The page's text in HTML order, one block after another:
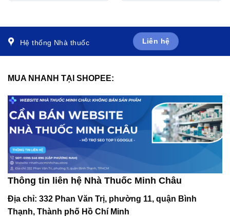
Hệ thống Nhà thuốc Liên hệ
MUA NHANH TẠI SHOPEE:
Thông tin liên hệ Nhà Thuốc Minh Châu
Địa chỉ: 332 Phan Văn Trị, phường 11, quận Bình
Thạnh, Thành phố Hồ Chí Minh